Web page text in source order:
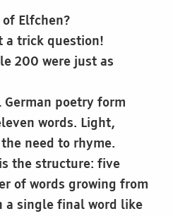
of Elfchen?
a trick question!
200 were just as
poetry form
words. Light,
need to rhyme.
the structure: five
of words growing from
a single final word like